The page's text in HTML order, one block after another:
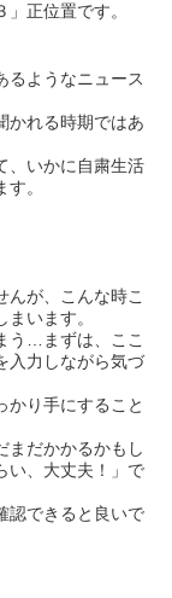
正位置です。
るようなニュース
かれる時期ではあ
、いかに自粛生活
。
んが、こんな時こ
います。
う…まずは、ここ
入力しながら気づ
かり手にすること
まだかかるかもし
い、大丈夫！」で
認できると良いで